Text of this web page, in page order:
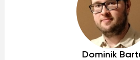
Dominik